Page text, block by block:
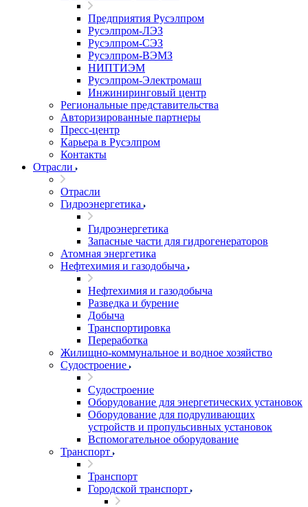
Предприятия Русэлпром
Русэлпром-ЛЭЗ
Русэлпром-СЭЗ
Русэлпром-ВЭМЗ
НИПТИЭМ
Русэлпром-Электромаш
Инжиниринговый центр
Региональные представительства
Авторизированные партнеры
Пресс-центр
Карьера в Русэлпром
Контакты
Отрасли
Отрасли
Гидроэнергетика
Гидроэнергетика
Запасные части для гидрогенераторов
Атомная энергетика
Нефтехимия и газодобыча
Нефтехимия и газодобыча
Разведка и бурение
Добыча
Транспортировка
Переработка
Жилищно-коммунальное и водное хозяйство
Судостроение
Судостроение
Оборудование для энергетических установок
Оборудование для подруливающих
устройств и пропульсивных установок
Вспомогательное оборудование
Транспорт
Транспорт
Городской транспорт